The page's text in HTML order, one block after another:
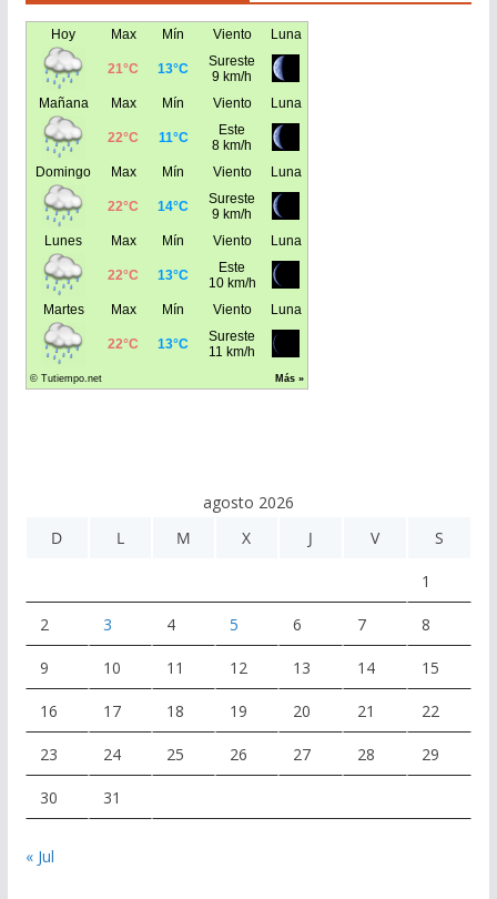
agosto 2026
D
L M X J V S
1
2 3 4 5 6 7 8
9 10 11 12 13 14 15
16 17 18 19 20 21 22
23 24 25 26 27 28 29
30 31
« Jul